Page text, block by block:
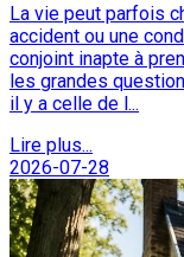
La vie peut parfois
accident ou une
conjoint inapte à
les grandes
il y a celle de l...
Lire plus...
2026-07-28